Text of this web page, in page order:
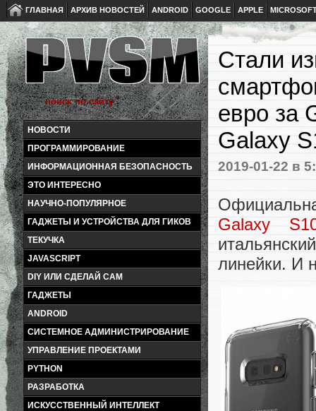
ГЛАВНАЯ АРХИВ НОВОСТЕЙ ANDROID GOOGLE APPLE
НОВОСТИ
ПРОГРАММИРОВАНИЕ
ИНФОРМАЦИОННАЯ БЕЗОПАСНОСТЬ
ЭТО ИНТЕРЕСНО
НАУЧНО-ПОПУЛЯРНОЕ
ГАДЖЕТЫ И УСТРОЙСТВА ДЛЯ ГИКОВ
ТЕКУЧКА
JAVASCRIPT
DIY ИЛИ СДЕЛАЙ САМ
ГАДЖЕТЫ
ANDROID
СИСТЕМНОЕ АДМИНИСТРИРОВАНИЕ
УПРАВЛЕНИЕ ПРОЕКТАМИ
PYTHON
РАЗРАБОТКА
ИСКУССТВЕННЫЙ ИНТЕЛЛЕКТ
Стали
евро за
Galaxy
2019-01-22 в
Galaxy
линейки. И